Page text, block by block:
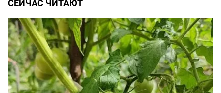
СЕЙЧАС ЧИТАЮТ